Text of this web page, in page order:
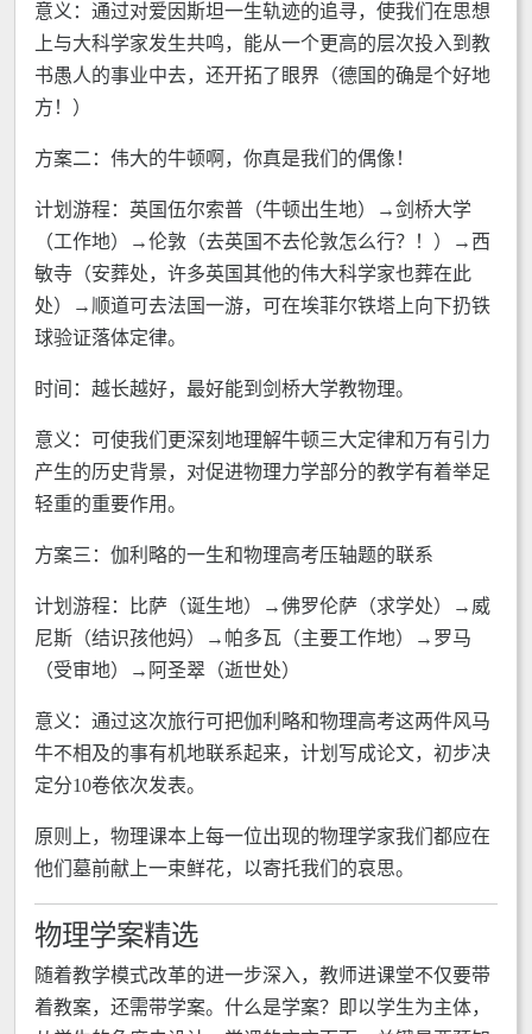
意义：通过对爱因斯坦一生轨迹的追寻，使我们在思想
上与大科学家发生共鸣，能从一个更高的层次投入到教
书愚人的事业中去，还开拓了眼界（德国的确是个好地
方！）
方案二：伟大的牛顿啊，你真是我们的偶像！
计划游程：英国伍尔索普（牛顿出生地）→剑桥大学
（工作地）→伦敦（去英国不去伦敦怎么行？！）→西
敏寺（安葬处，许多英国其他的伟大科学家也葬在此
处）→顺道可去法国一游，可在埃菲尔铁塔上向下扔铁
球验证落体定律。
时间：越长越好，最好能到剑桥大学教物理。
意义：可使我们更深刻地理解牛顿三大定律和万有引力
产生的历史背景，对促进物理力学部分的教学有着举足
轻重的重要作用。
方案三：伽利略的一生和物理高考压轴题的联系
计划游程：比萨（诞生地）→佛罗伦萨（求学处）→威
尼斯（结识孩他妈）→帕多瓦（主要工作地）→罗马
（受审地）→阿圣翠（逝世处）
意义：通过这次旅行可把伽利略和物理高考这两件风马
牛不相及的事有机地联系起来，计划写成论文，初步决
定分10卷依次发表。
原则上，物理课本上每一位出现的物理学家我们都应在
他们墓前献上一束鲜花，以寄托我们的哀思。
物理学案精选
随着教学模式改革的进一步深入，教师进课堂不仅要带
着教案，还需带学案。什么是学案？即以学生为主体，